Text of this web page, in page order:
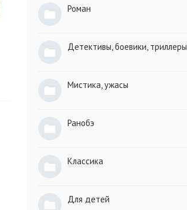
Роман
Детективы, боевики, триллеры
Мистика, ужасы
Ранобэ
Классика
Для детей